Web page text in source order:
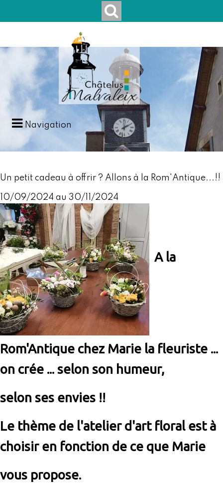
Navigation
Un petit cadeau à offrir ? Allons à la Rom'Antique...!!
10/09/2024 au 30/11/2024
A la
Rom'Antique chez Marie la fleuriste ...
on crée ... selon son humeur,
selon ses envies !!
Le thème de l'atelier d'art floral est à
choisir en fonction de ce que Marie
vous propose.